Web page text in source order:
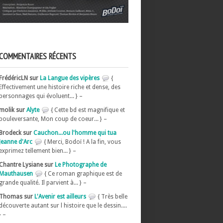
RÉCENTS
sur La Langue des vipères
{
une histoire riche et dense, des
qui évoluent... } –
sur Alyte
{ Cette bd est magnifique et
Mon coup de coeur... } –
sur Cauchon...ou l'homme qui tua
d'Arc
{ Merci, Bodoï ! A la fin, vous
tellement bien... } –
Lysiane sur Le Photographe de
{ Ce roman graphique est de
qualité. Il parvient à... } –
sur L'Avenir est ailleurs
{ Très belle
autant sur l histoire que le dessin....
–